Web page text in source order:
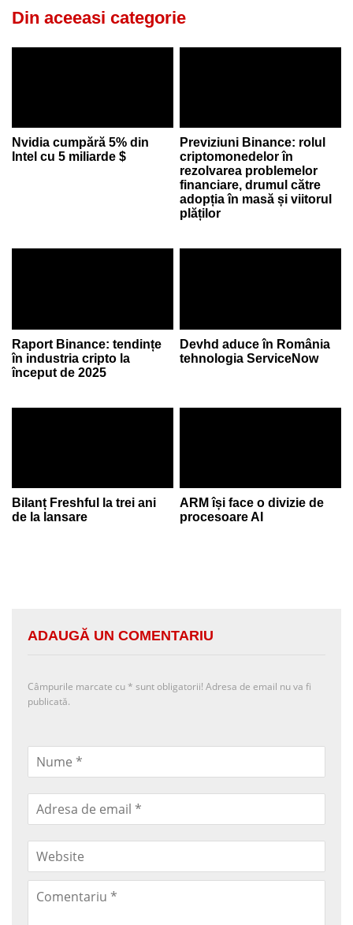
Din aceeasi categorie
Nvidia cumpără 5% din
Intel cu 5 miliarde $
Previziuni Binance: rolul
criptomonedelor în
rezolvarea problemelor
financiare, drumul către
adopția în masă și viitorul
plăților
Raport Binance: tendințe
în industria cripto la
început de 2025
Devhd aduce în România
tehnologia ServiceNow
Bilanț Freshful la trei ani
de la lansare
ARM își face o divizie de
procesoare AI
ADAUGĂ UN COMENTARIU
Câmpurile marcate cu * sunt obligatorii! Adresa de email nu va fi
publicată.